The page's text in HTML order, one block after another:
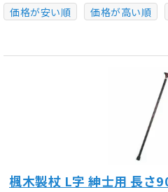
価格が安い順
価格が高い順
楓木製杖 L字 紳士用 長さ